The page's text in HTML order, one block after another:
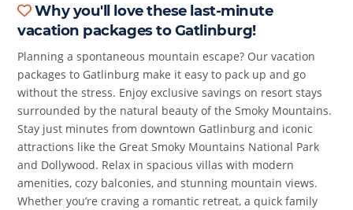
Why you'll love these last-minute
vacation packages to Gatlinburg!
Planning a spontaneous mountain escape? Our vacation
packages to Gatlinburg make it easy to pack up and go
without the stress. Enjoy exclusive savings on resort stays
surrounded by the natural beauty of the Smoky Mountains.
Stay just minutes from downtown Gatlinburg and iconic
attractions like the Great Smoky Mountains National Park
and Dollywood. Relax in spacious villas with modern
amenities, cozy balconies, and stunning mountain views.
Whether you’re craving a romantic retreat, a quick family